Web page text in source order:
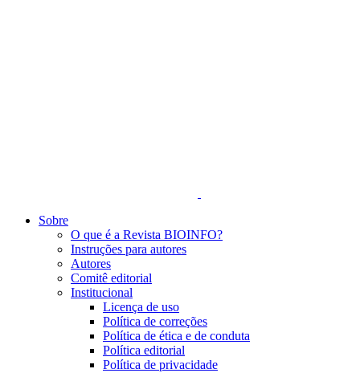
Sobre
O que é a Revista BIOINFO?
Instruções para autores
Autores
Comitê editorial
Institucional
Licença de uso
Política de correções
Política de ética e de conduta
Política editorial
Política de privacidade